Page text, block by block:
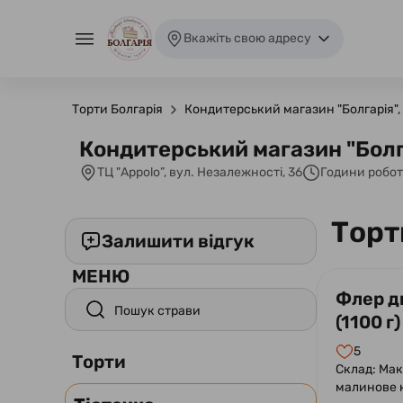
Вкажіть свою адресу
Торти Болгарія Кондитерський магазин "Болгарія",
Кондитерський магазин
ТЦ "Appolo”, вул. Незалежності, 36 Години
Залишити відгук
МЕНЮ
Торти
Флер
(1100 г)
5
Склад:
малинове